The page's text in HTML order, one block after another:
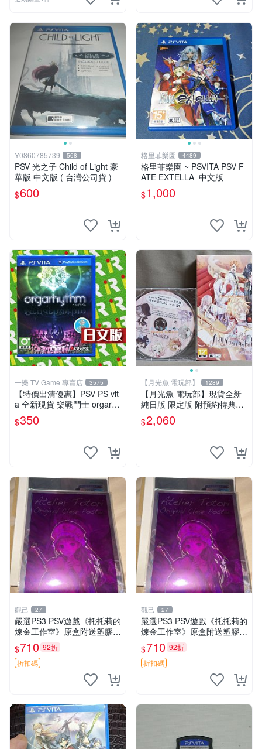
Y0860785739 568
PSV 光之子 Child of Light 豪
華版 中文版 ( 台灣公司貨 )
$600
格里菲樂園 4489
格里菲樂園 ~ PSVITA PSV F
ATE EXTELLA 中文版
$1,000
一樂 TV Game 專賣店 3575
【特價出清優惠】PSV PS vit
a 全新現貨 樂戰鬥士 orgarhy
thm 亞日版 日文版【一樂電
玩】
$350
【月光魚 電玩部】 1289
【月光魚 電玩部】現貨全新
純日版 限定版 附預約特典CD
PSV 海利肯施塔特之歌 限定
版 純日版
$2,060
觀己 27
嚴選PS3 PSV遊戲《托托莉的
煉金工作室》原盒附送塑膠海
報，未開封收藏版 托托莉 爐
石 工作室
$710 92折
折扣碼
觀己 27
嚴選PS3 PSV遊戲《托托莉的
煉金工作室》原盒附送塑膠海
報，未開封收藏版 托托莉 爐
石 工作室
$710 92折
折扣碼